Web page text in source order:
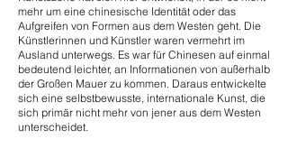
mehr um eine chinesische Identität oder das
Aufgreifen von Formen aus dem Westen geht. Die
Künstlerinnen und Künstler waren vermehrt im
Ausland unterwegs. Es war für Chinesen auf einmal
bedeutend leichter, an Informationen von außerhalb
der Großen Mauer zu kommen. Daraus entwickelte
sich eine selbstbewusste, internationale Kunst, die
sich primär nicht mehr von jener aus dem Westen
unterscheidet.